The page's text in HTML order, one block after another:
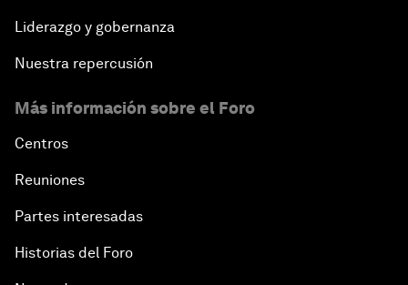
Liderazgo y gobernanza
Nuestra repercusión
Más información sobre el Foro
Centros
Reuniones
Partes interesadas
Historias del Foro